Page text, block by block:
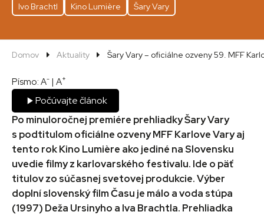
Ivo Brachtl
Kino Lumière Šary Vary
Domov Aktuality Šary Vary – oficiálne ozveny 59. MFF
Písmo: A- | A+
Počúvajte článok
Po minuloročnej premiére prehliadky Šary Vary
s podtitulom oficiálne ozveny MFF Karlove Vary aj
tento rok Kino Lumière ako jediné na Slovensku
uvedie filmy z karlovarského festivalu. Ide o päť
titulov zo súčasnej svetovej produkcie. Výber
doplní slovenský film Času je málo a voda stúpa
(1997) Deža Ursinyho a Iva Brachtla. Prehliadka